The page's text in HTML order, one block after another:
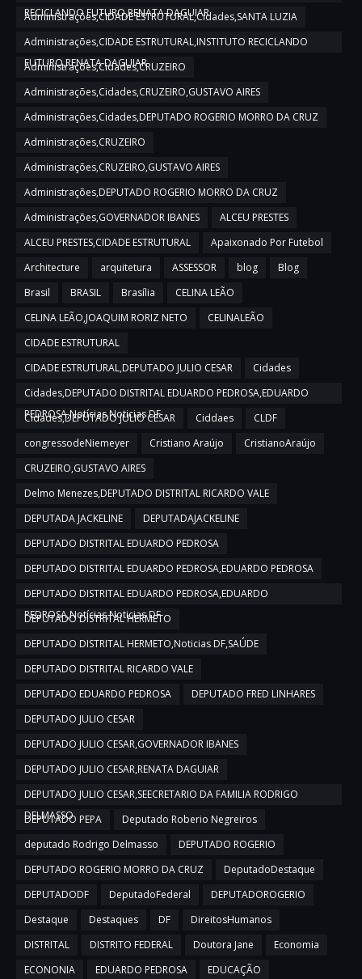
RECICLANDO FUTURO,RENATA DAGUIAR
Administrações,CIDADE ESTRUTURAL,Cidades,SANTA LUZIA
Administrações,CIDADE ESTRUTURAL,INSTITUTO RECICLANDO
FUTURO,RENATA DAGUIAR
Administrações,Cidades,CRUZEIRO
Administrações,Cidades,CRUZEIRO,GUSTAVO AIRES
Administrações,Cidades,DEPUTADO ROGERIO MORRO DA CRUZ
Administrações,CRUZEIRO
Administrações,CRUZEIRO,GUSTAVO AIRES
Administrações,DEPUTADO ROGERIO MORRO DA CRUZ
Administrações,GOVERNADOR IBANES
ALCEU PRESTES
ALCEU PRESTES,CIDADE ESTRUTURAL
Apaixonado Por Futebol
Architecture
arquitetura ASSESSOR blog
Blog
Brasil
BRASIL Brasília
CELINA LEÃO
CELINA LEÃO,JOAQUIM RORIZ NETO
CELINALEÃO
CIDADE ESTRUTURAL
CIDADE ESTRUTURAL,DEPUTADO JULIO CESAR
Cidades
Cidades,DEPUTADO DISTRITAL EDUARDO PEDROSA,EDUARDO
PEDROSA,Notícias,Noticias DF
Cidades,DEPUTADO JULIO CESAR Ciddaes
CLDF
congressodeNiemeyer
Cristiano Araújo
CristianoAraújo
CRUZEIRO,GUSTAVO AIRES
Delmo Menezes,DEPUTADO DISTRITAL RICARDO VALE
DEPUTADA JACKELINE
DEPUTADAJACKELINE
DEPUTADO DISTRITAL EDUARDO PEDROSA
DEPUTADO DISTRITAL EDUARDO PEDROSA,EDUARDO PEDROSA
DEPUTADO DISTRITAL EDUARDO PEDROSA,EDUARDO
PEDROSA,Notícias,Noticias DF
DEPUTADO DISTRITAL HERMETO
DEPUTADO DISTRITAL HERMETO,Noticias DF,SAÚDE
DEPUTADO DISTRITAL RICARDO VALE
DEPUTADO EDUARDO PEDROSA
DEPUTADO FRED LINHARES
DEPUTADO JULIO CESAR
DEPUTADO JULIO CESAR,GOVERNADOR IBANES
DEPUTADO JULIO CESAR,RENATA DAGUIAR
DEPUTADO JULIO CESAR,SEECRETARIO DA FAMILIA RODRIGO
DELMASSO
DEPUTADO PEPA
Deputado Roberio Negreiros
deputado Rodrigo Delmasso
DEPUTADO ROGERIO
DEPUTADO ROGERIO MORRO DA CRUZ
DeputadoDestaque
DEPUTADODF
DeputadoFederal
DEPUTADOROGERIO
Destaque
Destaques DF
DireitosHumanos
DISTRITAL
DISTRITO FEDERAL Doutora Jane
Economia
ECONONIA
EDUARDO PEDROSA EDUCAÇÃO